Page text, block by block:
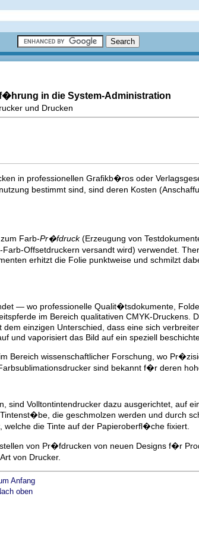
in die System-Administration
und Drucken
in professionellen Grafikb�ros oder
bestimmt sind, sind deren Kosten
Farb-Pr�fdruck(Erzeugung von
Offsetdruckern versandt wird) verwendet.
erhitzt die Folie punktweise und schmilzt
— wo professionelle Qualit�tsdokumente,
im Bereich qualitativen CMYK-Druckens.
einzigen Unterschied, dass eine sich
und vaporisiert das Bild auf ein speziell
Bereich wissenschaftlicher Forschung, wo
sind bekannt f�r deren
Volltontintendrucker dazu ausgerichtet, auf
die geschmolzen werden und durch
die Tinte auf der Papieroberfl�che fixiert.
von Pr�fdrucken von neuen Designs f�r
von Drucker.
Anfang
oben